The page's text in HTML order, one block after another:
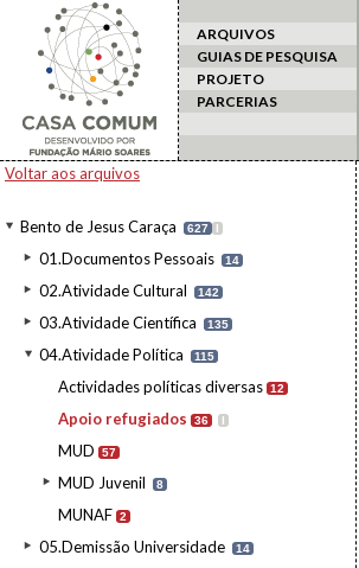
ARQUIVOS
GUIAS DE PESQUISA
PROJETO
PARCERIAS
Voltar aos arquivos
Bento de Jesus Caraça 627 I
01.Documentos Pessoais 14
02.Atividade Cultural 142
03.Atividade Científica 135
04.Atividade Política 115
Actividades políticas diversas 12
Apoio refugiados 36 I
MUD 57
MUD Juvenil 8
MUNAF 2
05.Demissão Universidade 14